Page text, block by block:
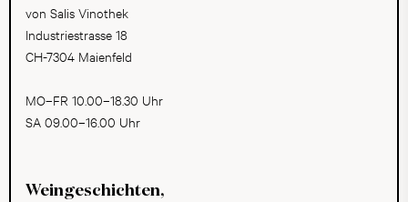
von Salis Vinothek
Industriestrasse 18
CH-7304 Maienfeld
MO–FR 10.00–18.30 Uhr
SA 09.00–16.00 Uhr
Weingeschichten,